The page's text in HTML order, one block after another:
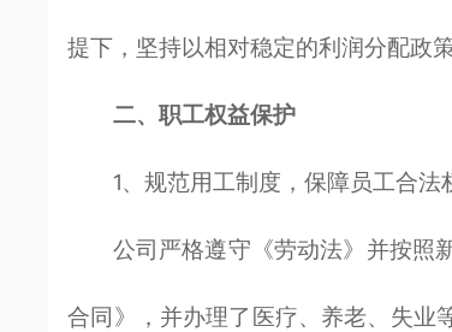
提下，坚持以相对稳定的利润分配政
二、职工权益保护
1、规范用工制度，保障员工合法
公司严格遵守《劳动法》并按照
合同》，并办理了医疗、养老、失业